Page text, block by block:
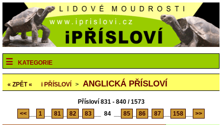
KATEGORIE
« ZPĚT « i PŘÍSLOVÍ > ANGLICKÁ PŘÍSLOVÍ
Přísloví 831 - 840 / 1573
<<
1 81 82 83 84 85 86 87 158 >>